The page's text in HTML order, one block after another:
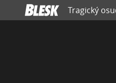
Tragický